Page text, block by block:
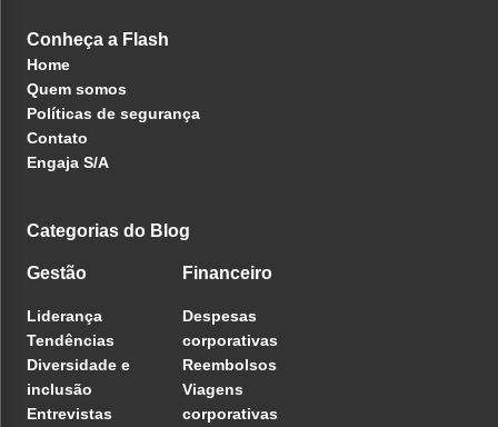
Conheça a Flash
Home
Quem somos
Políticas de segurança
Contato
Engaja S/A
Categorias do Blog
Gestão
Liderança
Tendências
Diversidade e
inclusão
Entrevistas
Financeiro
Despesas
corporativas
Reembolsos
Viagens
corporativas